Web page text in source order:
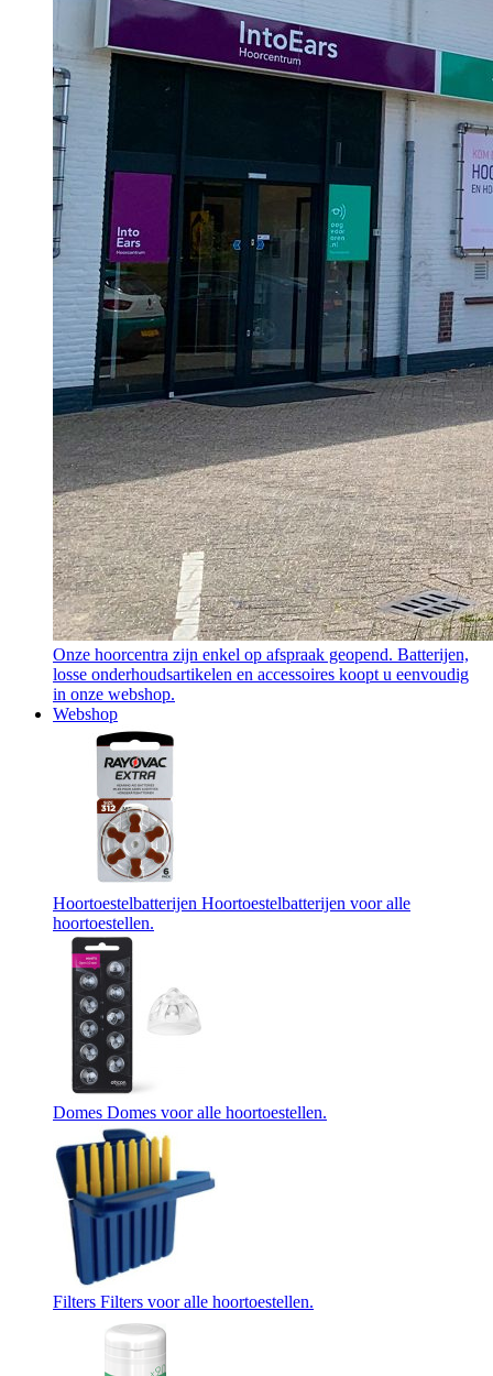
Onze hoorcentra zijn enkel op afspraak geopend. Batterijen,
losse onderhoudsartikelen en accessoires koopt u eenvoudig
in onze webshop.
Webshop
Hoortoestelbatterijen Hoortoestelbatterijen voor alle
hoortoestellen.
Domes Domes voor alle hoortoestellen.
Filters Filters voor alle hoortoestellen.